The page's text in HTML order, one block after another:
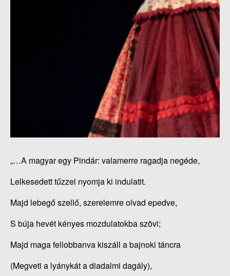
„…A magyar egy Pindár: valamerre ragadja negéde,
Lelkesedett tűzzel nyomja ki indulatit.
Majd lebegő szellő, szerelemre olvad epedve,
S búja hevét kényes mozdulatokba szövi;
Majd maga fellobbanva kiszáll a bajnoki táncra
(Megveti a lyánykát a diadalmi dagály),